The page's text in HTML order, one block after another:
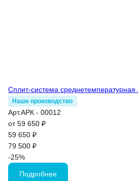
Сплит-система
Наше производство
Арт.АРК - 00012
от 59 650 ₽
59 650 ₽
79 500 ₽
-25%
Подробнее